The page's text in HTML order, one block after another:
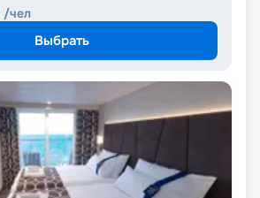
/чел
Выбрать